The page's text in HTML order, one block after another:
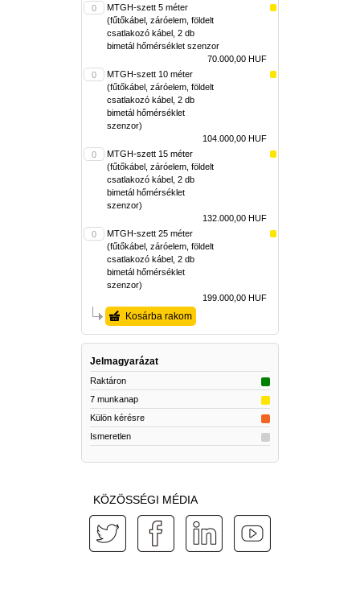
MTGH-szett 5 méter
(fűtőkábel, záróelem, földelt
csatlakozó kábel, 2 db
bimetál hőmérséklet szenzor
70.000,00 HUF
MTGH-szett 10 méter
(fűtőkábel, záróelem, földelt
csatlakozó kábel, 2 db
bimetál hőmérséklet
szenzor)
104.000,00 HUF
MTGH-szett 15 méter
(fűtőkábel, záróelem, földelt
csatlakozó kábel, 2 db
bimetál hőmérséklet
szenzor)
132.000,00 HUF
MTGH-szett 25 méter
(fűtőkábel, záróelem, földelt
csatlakozó kábel, 2 db
bimetál hőmérséklet
szenzor)
199.000,00 HUF
Kosárba rakom
Jelmagyarázat
Raktáron
7 munkanap
Külön kérésre
Ismeretlen
KÖZÖSSÉGI MÉDIA